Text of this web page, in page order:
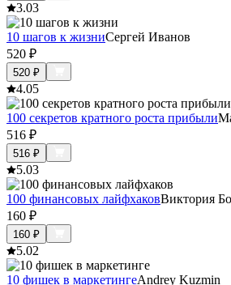
3.03
10 шагов к жизниСергей Иванов
520 ₽
520 ₽
4.05
100 секретов кратного роста прибыли
516 ₽
516 ₽
5.03
100 финансовых лайфхаковВиктория
160 ₽
160 ₽
5.02
10 фишек в маркетингеAndrey Kuzmin